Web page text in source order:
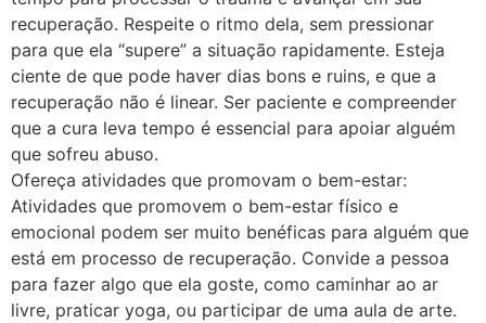
recuperação. Respeite o ritmo dela, sem pressionar
para que ela “supere” a situação rapidamente. Esteja
ciente de que pode haver dias bons e ruins, e que a
recuperação não é linear. Ser paciente e compreender
que a cura leva tempo é essencial para apoiar alguém
que sofreu abuso.
Ofereça atividades que promovam o bem-estar:
Atividades que promovem o bem-estar físico e
emocional podem ser muito benéficas para alguém que
está em processo de recuperação. Convide a pessoa
para fazer algo que ela goste, como caminhar ao ar
livre, praticar yoga, ou participar de uma aula de arte.